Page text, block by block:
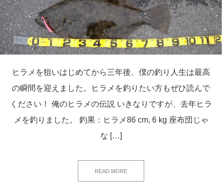
ヒラメを狙いはじめてから三年後、僕の釣り人生は最高
の瞬間を迎えました。ヒラメを釣りたい方もぜひ読んで
ください！ 俺のヒラメの伝説 いきなりですが、去年ヒラ
メを釣りました。 釣果：ヒラメ86 cm, 6 kg 座布団じゃ
な […]
READ MORE